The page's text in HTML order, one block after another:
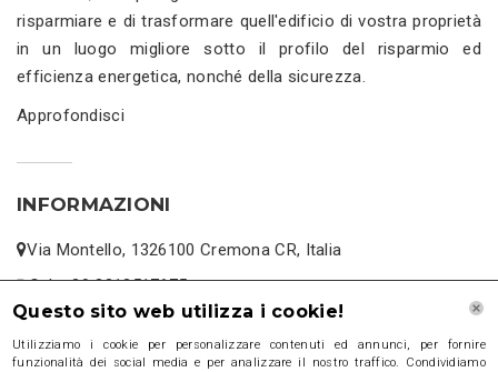
risparmiare e di trasformare quell'edificio di vostra proprietà
in un luogo migliore sotto il profilo del risparmio ed
efficienza energetica, nonché della sicurezza.
Approfondisci
INFORMAZIONI
Via Montello, 1326100 Cremona CR, Italia
Cel: +39 3313517675
www.impiantiidraulicicremona.it
micheles1972@gmail.com
Questo sito web utilizza i cookie!
Utilizziamo i cookie per personalizzare contenuti ed annunci, per fornire
funzionalità dei social media e per analizzare il nostro traffico. Condividiamo